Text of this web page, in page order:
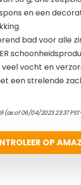
en een
bad voor alle
vocht en
een strelende
(as of 06/04/2023 23:37
OP